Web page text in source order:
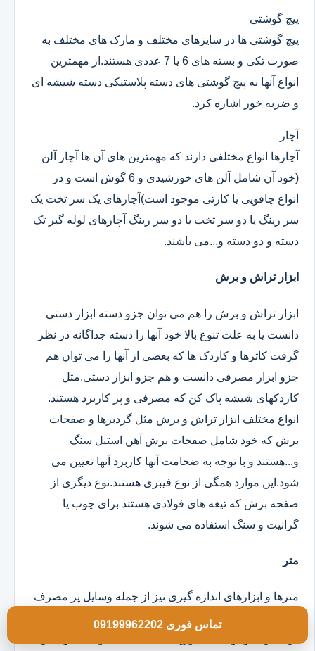
پیچ گوشتی
پیچ گوشتی ها در سایزهای مختلف و مارک های مختلف به
صورت تکی و بسته های 6 یا 7 عددی هستند.از مهمترین
انواع آنها به پیچ گوشتی های دسته پلاستیکی دسته شیشه ای
و ضربه خور اشاره کرد.
آچار
آچارها انواع مختلفی دارند که مهمترین های آن ها آچار آلن
(خود آن شامل آلن های خورشیدی و 6 گوش است و در
انواع چاقویی یا کارتی موجود است)آچارهای یک سر تخت یک
سر رینگ یا دو سر تخت یا دو سر رینگ آچارهای لوله گیر تک
دسته و دو دسته و...می باشند.
ابزار تراش و برش
ابزار تراش و برش را هم می توان جزو دسته ابزار دستی
دانست یا به علت تنوع بالا خود آنها را دسته جداگانه در نظر
گرفت کاترها و کاردک ها که بعضی از آنها را می توان هم
جزو ابزار مصرفی دانست و هم جزو ابزار دستی.مثل
کاردکهای شیشه پاک کن که مصرفی و پر کاربرد هستند.
انواع مختلف ابزار تراش و برش مثل گردبرها و صفحات
برش که خود شامل صفحات برش آهن استیل سنگ
و...هستند و با توجه به ضخامت آنها کاربرد آنها تعیین می
شود.این موارد همگی از نوع فیبری هستند.نوع دیگری از
صفحه برش که تیغه های فولادی هستند برای چوب یا
گرانیت و سنگ استفاده می شوند.
متر
مترها و ابزارهای اندازه گیری نیز از جمله وسایل پر مصرف
برای ابزار فروشی هستند که باید انواع مختلف و متنوع آن
تماس فوری 09199962202